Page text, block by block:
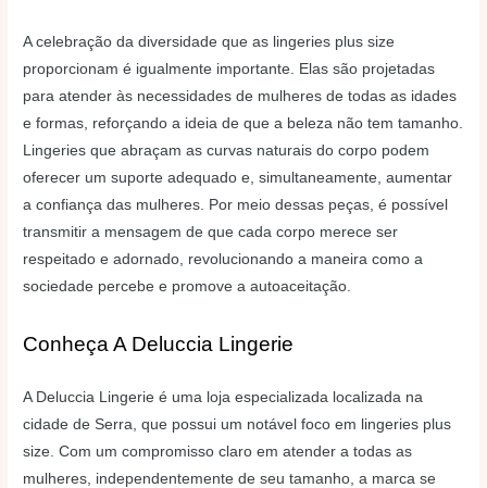
A celebração da diversidade que as lingeries plus size
proporcionam é igualmente importante. Elas são projetadas
para atender às necessidades de mulheres de todas as idades
e formas, reforçando a ideia de que a beleza não tem tamanho.
Lingeries que abraçam as curvas naturais do corpo podem
oferecer um suporte adequado e, simultaneamente, aumentar
a confiança das mulheres. Por meio dessas peças, é possível
transmitir a mensagem de que cada corpo merece ser
respeitado e adornado, revolucionando a maneira como a
sociedade percebe e promove a autoaceitação.
Conheça A Deluccia Lingerie
A Deluccia Lingerie é uma loja especializada localizada na
cidade de Serra, que possui um notável foco em lingeries plus
size. Com um compromisso claro em atender a todas as
mulheres, independentemente de seu tamanho, a marca se